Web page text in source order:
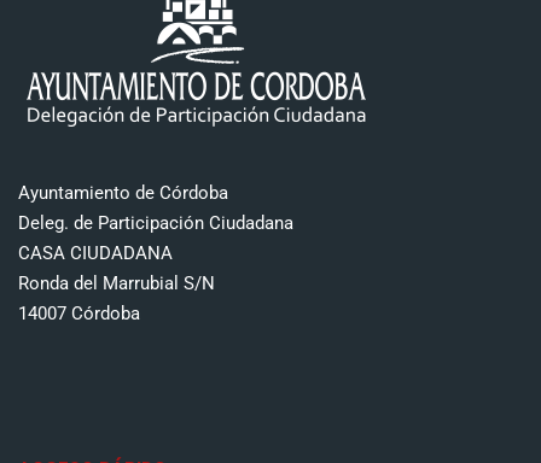
Ayuntamiento de Córdoba
Deleg. de Participación Ciudadana
CASA CIUDADANA
Ronda del Marrubial S/N
14007 Córdoba